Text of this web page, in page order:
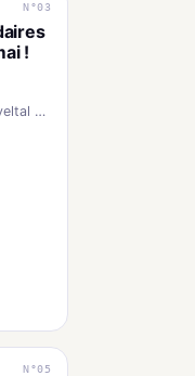
N°03
!
!
N°05